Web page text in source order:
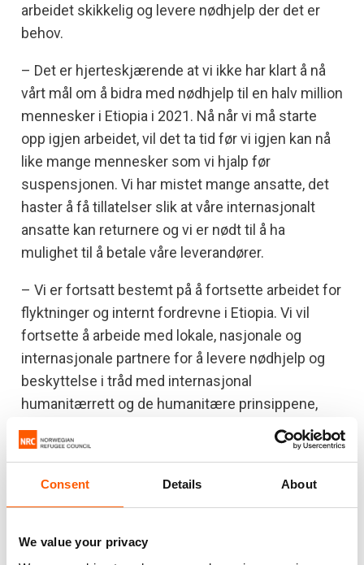
Consent Details About
We value your privacy
arbeidet skikkelig og levere nødhjelp der det er
behov.
– Det er hjerteskjærende at vi ikke har klart å nå
vårt mål om å bidra med nødhjelp til en halv million
mennesker i Etiopia i 2021. Nå når vi må starte
opp igjen arbeidet, vil det ta tid før vi igjen kan nå
like mange mennesker som vi hjalp før
suspensjonen. Vi har mistet mange ansatte, det
haster å få tillatelser slik at våre internasjonalt
ansatte kan returnere og vi er nødt til å ha
mulighet til å betale våre leverandører.
– Vi er fortsatt bestemt på å fortsette arbeidet for
flyktninger og internt fordrevne i Etiopia. Vi vil
fortsette å arbeide med lokale, nasjonale og
internasjonale partnere for å levere nødhjelp og
beskyttelse i tråd med internasjonal
humanitærrett og de humanitære prinsippene,
sier Egeland.
30. juli 2021ba etiopiske myndigheter
Flyktninghjelpen om å suspendere alle sine